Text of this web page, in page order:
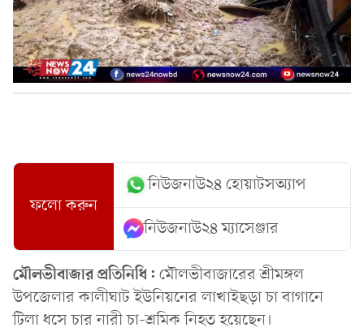
ফলো করুন
নিউজনাউ২৪ হোয়াটসঅ্যাপ
নিউজনাউ২৪ ম্যাসেঞ্জার
মৌলভীবাজার প্রতিনিধি: মৌলভীবাজারের শ্রীমঙ্গল
উপজেলার কালীঘাট ইউনিয়নের লাখাইছড়া চা বাগানে
টিলা ধসে চার নারী চা-শ্রমিক নিহত হয়েছেন।